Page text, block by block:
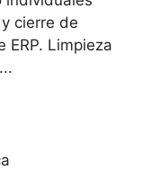
cierre de
Limpieza